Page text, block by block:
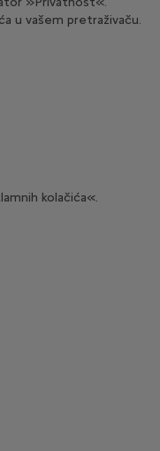
u vašem pretraživaču.
kolačića«.